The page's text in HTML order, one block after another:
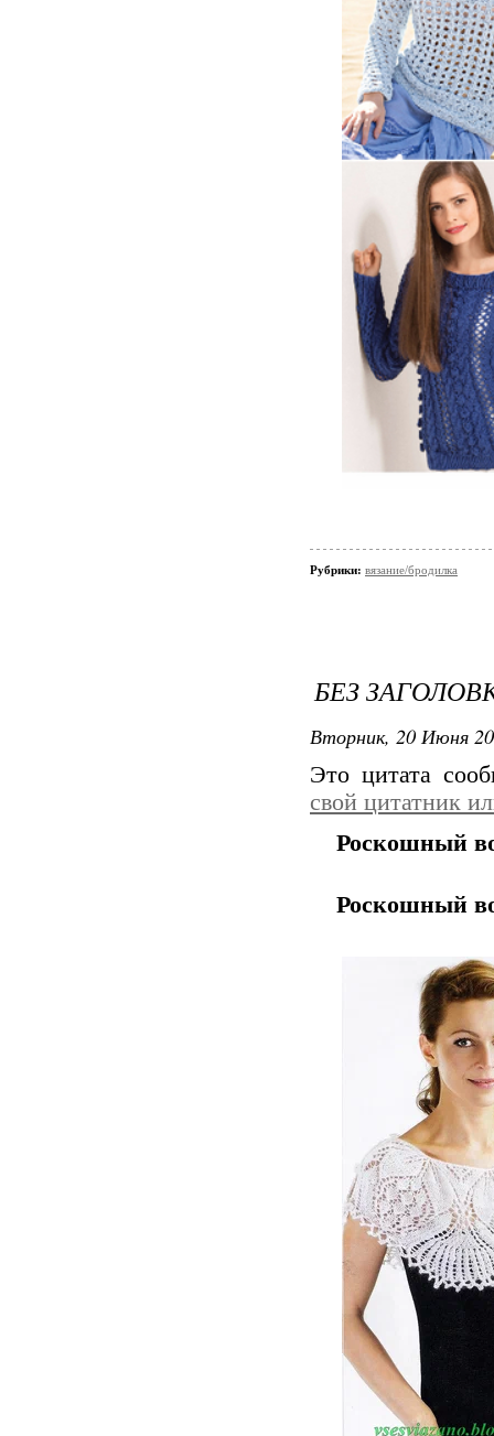
Рубрики: вязание/бродилка
БЕЗ
Вторник, 20 Июня
Это цитата
свой цитатник
Роскошный
Роскошный